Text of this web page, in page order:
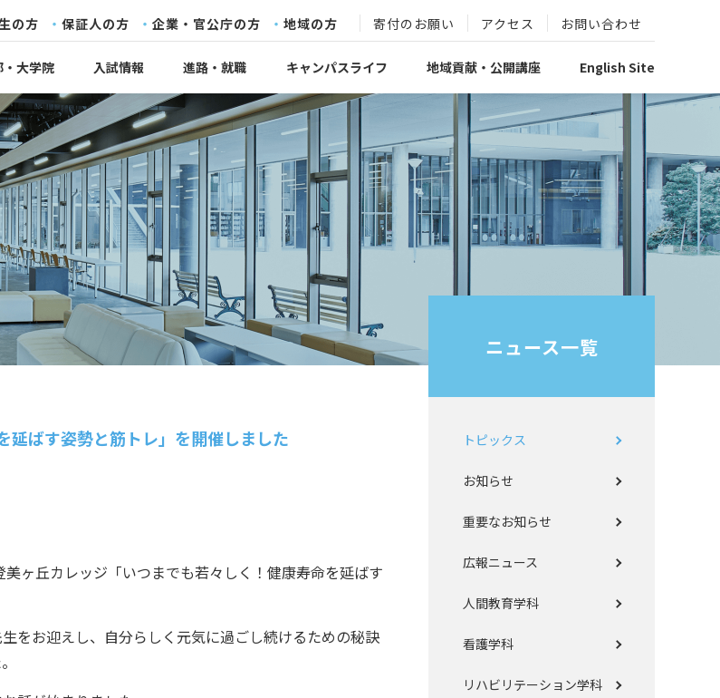
の方 保証人の方 企業・官公庁の方 地域の方 寄付のお願い アクセス お問い合わせ
・大学院 入試情報 進路・就職 キャンパスライフ 地域貢献・公開講座 English Site
ばす姿勢と筋トレ」を開催しました
ヶ丘カレッジ「いつまでも若々しく！健康寿命を延ばす
をお迎えし、自分らしく元気に過ごし続けるための秘訣
ニュース一覧
トピックス
お知らせ
重要なお知らせ
広報ニュース
人間教育学科
看護学科
リハビリテーション学科